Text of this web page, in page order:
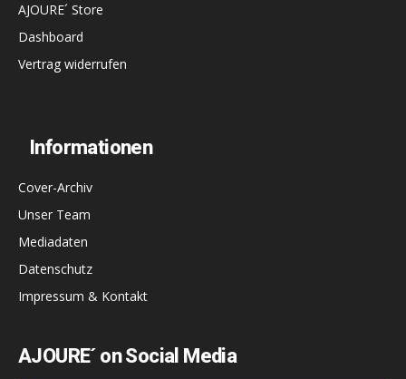
AJOURE´ Store
Dashboard
Vertrag widerrufen
Informationen
Cover-Archiv
Unser Team
Mediadaten
Datenschutz
Impressum & Kontakt
AJOURE´ on Social Media